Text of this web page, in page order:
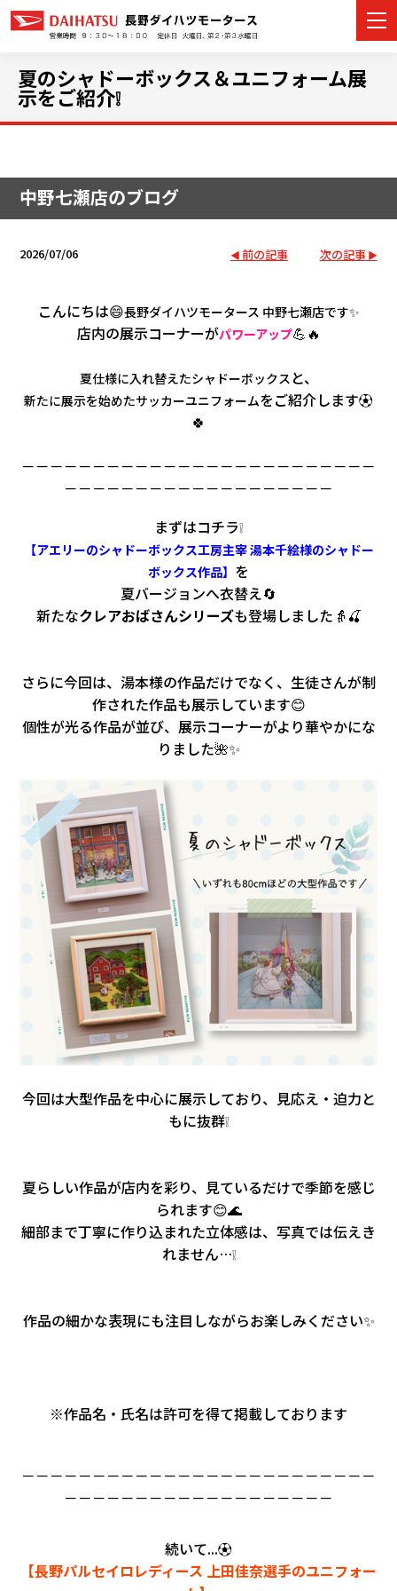
展示車・試乗車
店舗情報
ご購入者サポート
会社情報
カタ
夏のシャドーボックス＆ユニフォーム展
示をご紹介❕
中野七瀬店のブログ
2026/07/06 前の記事 次の記事
こんにちは😄長野ダイハツモータース 中野七瀬店です✨
店内の展示コーナーがパワーアップ💪🔥
夏仕様に入れ替えたシャドーボックス と、
新たに展示を始めたサッカーユニフォームをご紹介します⚽
🍀
－－－－－－－－－－－－－－－－－－－－－－－－－
－－－－－－－－－－－－－－－－－－－
まずはコチラ❕
【アエリーのシャドーボックス工房主宰 湯本千絵様のシャドー
ボックス作品】 を
夏バージョンへ衣替え🔄
新たなクレアおばさんシリーズも登場しました👵🍒
さらに今回は、湯本様の作品だけでなく、生徒さんが制
作された作品も展示しています😊
個性が光る作品が並び、展示コーナーがより華やかにな
りました🌺✨
今回は大型作品を中心に展示しており、見応え・迫力と
もに抜群❕
夏らしい作品が店内を彩り、見ているだけで季節を感じ
られます😊🌊
細部まで丁寧に作り込まれた立体感は、写真では伝えき
れません…❕
作品の細かな表現にも注目しながらお楽しみください✨
※作品名・氏名は許可を得て掲載しております
－－－－－－－－－－－－－－－－－－－－－－－－－
－－－－－－－－－－－－－－－－－－－
続いて...⚽
【長野パルセイロレディース 上田佳奈選手のユニフォー